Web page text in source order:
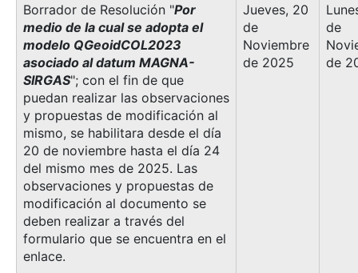
Borrador de Resolución "Por
medio de la cual se adopta el
modelo QGeoidCOL2023
asociado al datum MAGNA-
SIRGAS"; con el fin de que
puedan realizar las observaciones
y propuestas de modificación al
mismo, se habilitara desde el día
20 de noviembre hasta el día 24
del mismo mes de 2025. Las
observaciones y propuestas de
modificación al documento se
deben realizar a través del
formulario que se encuentra en el
enlace.
Jueves, 20
de
Noviembre
de 2025
de
de